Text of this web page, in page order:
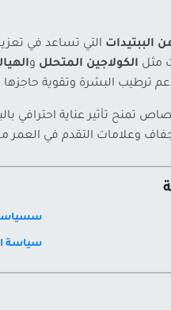
التي تساعد في
مثل الكولاجين المتحلل و
ترطيب البشرة وتقوية حاجزها
تمنح تأثير عناية
وعلامات التقدم في العمر
سسياسة
سياسة